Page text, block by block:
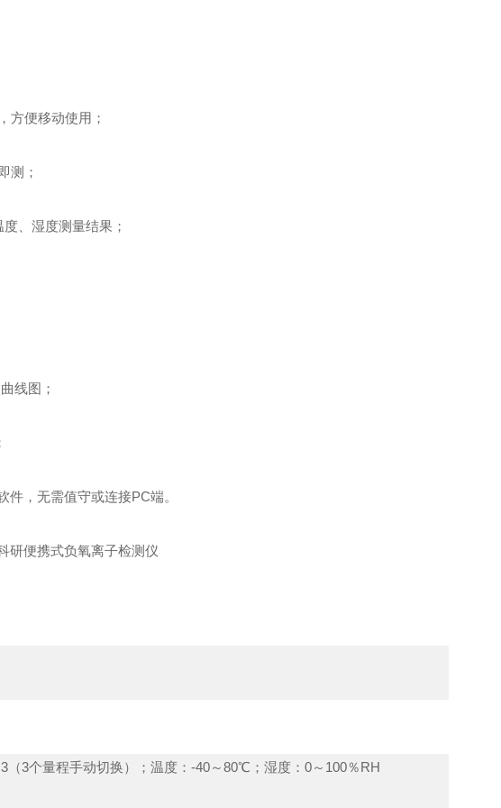
方便移动使用；
测；
、湿度测量结果；
线图；
，无需值守或连接PC端。
（3个量程手动切换）；温度： -40～80℃；湿度： 0～ 100％RH